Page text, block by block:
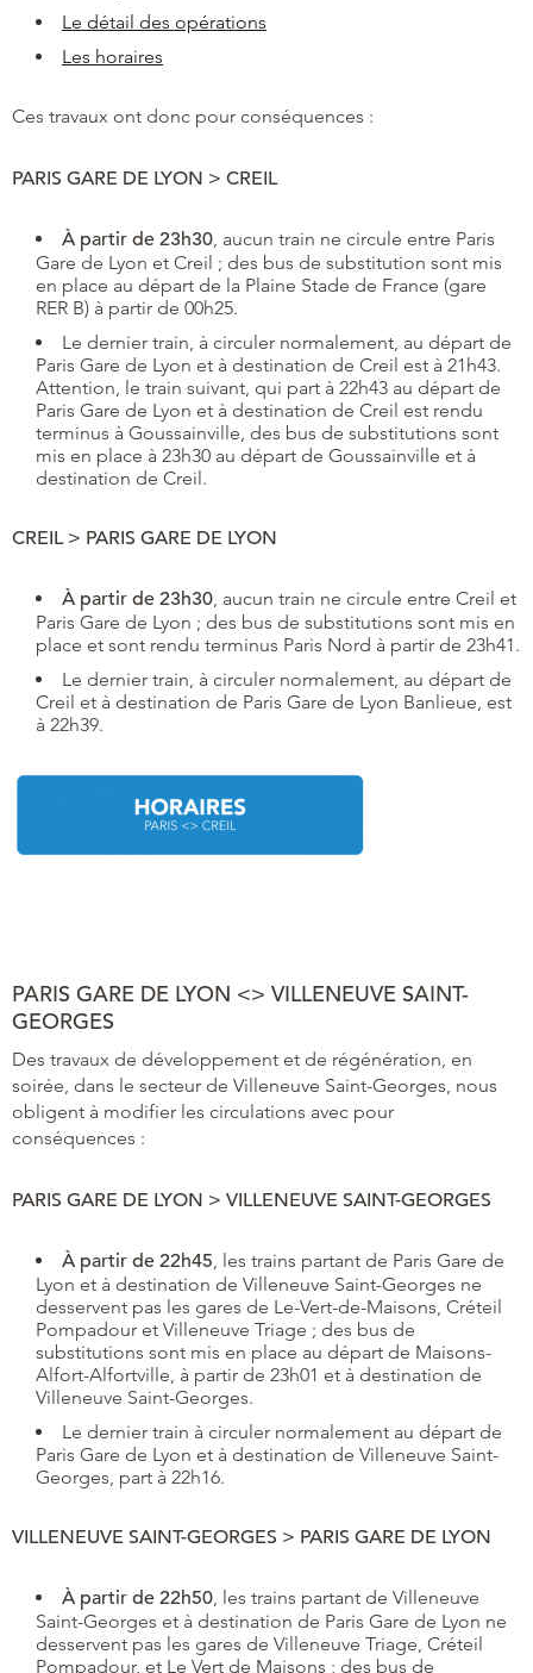
Le détail des opérations
Les horaires
Ces travaux ont donc pour conséquences :
PARIS GARE DE LYON > CREIL
À partir de 23h30, aucun train ne circule entre Paris
Gare de Lyon et Creil ; des bus de substitution sont mis
en place au départ de la Plaine Stade de France (gare
RER B) à partir de 00h25.
Le dernier train, à circuler normalement, au départ de
Paris Gare de Lyon et à destination de Creil est à 21h43.
Attention, le train suivant, qui part à 22h43 au départ de
Paris Gare de Lyon et à destination de Creil est rendu
terminus à Goussainville, des bus de substitutions sont
mis en place à 23h30 au départ de Goussainville et à
destination de Creil.
CREIL > PARIS GARE DE LYON
À partir de 23h30, aucun train ne circule entre Creil et
Paris Gare de Lyon ; des bus de substitutions sont mis en
place et sont rendu terminus Paris Nord à partir de 23h41.
Le dernier train, à circuler normalement, au départ de
Creil et à destination de Paris Gare de Lyon Banlieue, est
à 22h39.
PARIS GARE DE LYON <> VILLENEUVE SAINT-
GEORGES
Des travaux de développement et de régénération, en
soirée, dans le secteur de Villeneuve Saint-Georges, nous
obligent à modifier les circulations avec pour
conséquences :
PARIS GARE DE LYON > VILLENEUVE SAINT-GEORGES
À partir de 22h45, les trains partant de Paris Gare de
Lyon et à destination de Villeneuve Saint-Georges ne
desservent pas les gares de Le-Vert-de-Maisons, Créteil
Pompadour et Villeneuve Triage ; des bus de
substitutions sont mis en place au départ de Maisons-
Alfort-Alfortville, à partir de 23h01 et à destination de
Villeneuve Saint-Georges.
Le dernier train à circuler normalement au départ de
Paris Gare de Lyon et à destination de Villeneuve Saint-
Georges, part à 22h16.
VILLENEUVE SAINT-GEORGES > PARIS GARE DE LYON
À partir de 22h50, les trains partant de Villeneuve
Saint-Georges et à destination de Paris Gare de Lyon ne
desservent pas les gares de Villeneuve Triage, Créteil
Pompadour, et Le Vert de Maisons ; des bus de